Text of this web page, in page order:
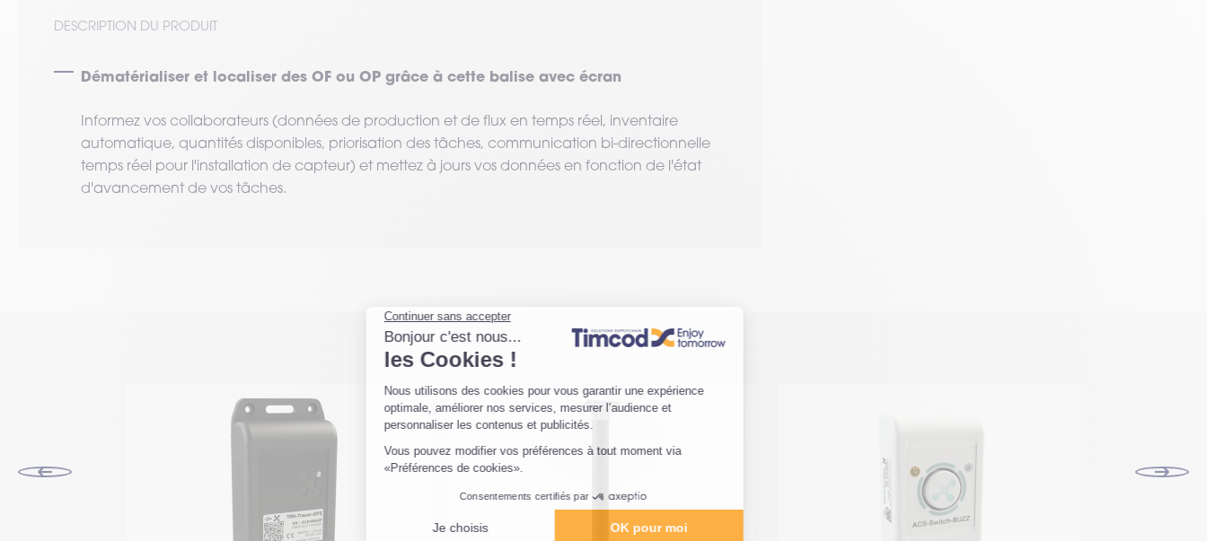
DESCRIPTION DU PRODUIT
Dématérialiser et localiser des OF ou OP grâce à cette balise avec écran
Informez vos collaborateurs (données de production et de flux en temps réel, inventaire
automatique, quantités disponibles, priorisation des tâches, communication bi-directionnelle
temps réel pour l'installation de capteur) et mettez à jours vos données en fonction de l'état
d'avancement de vos tâches.